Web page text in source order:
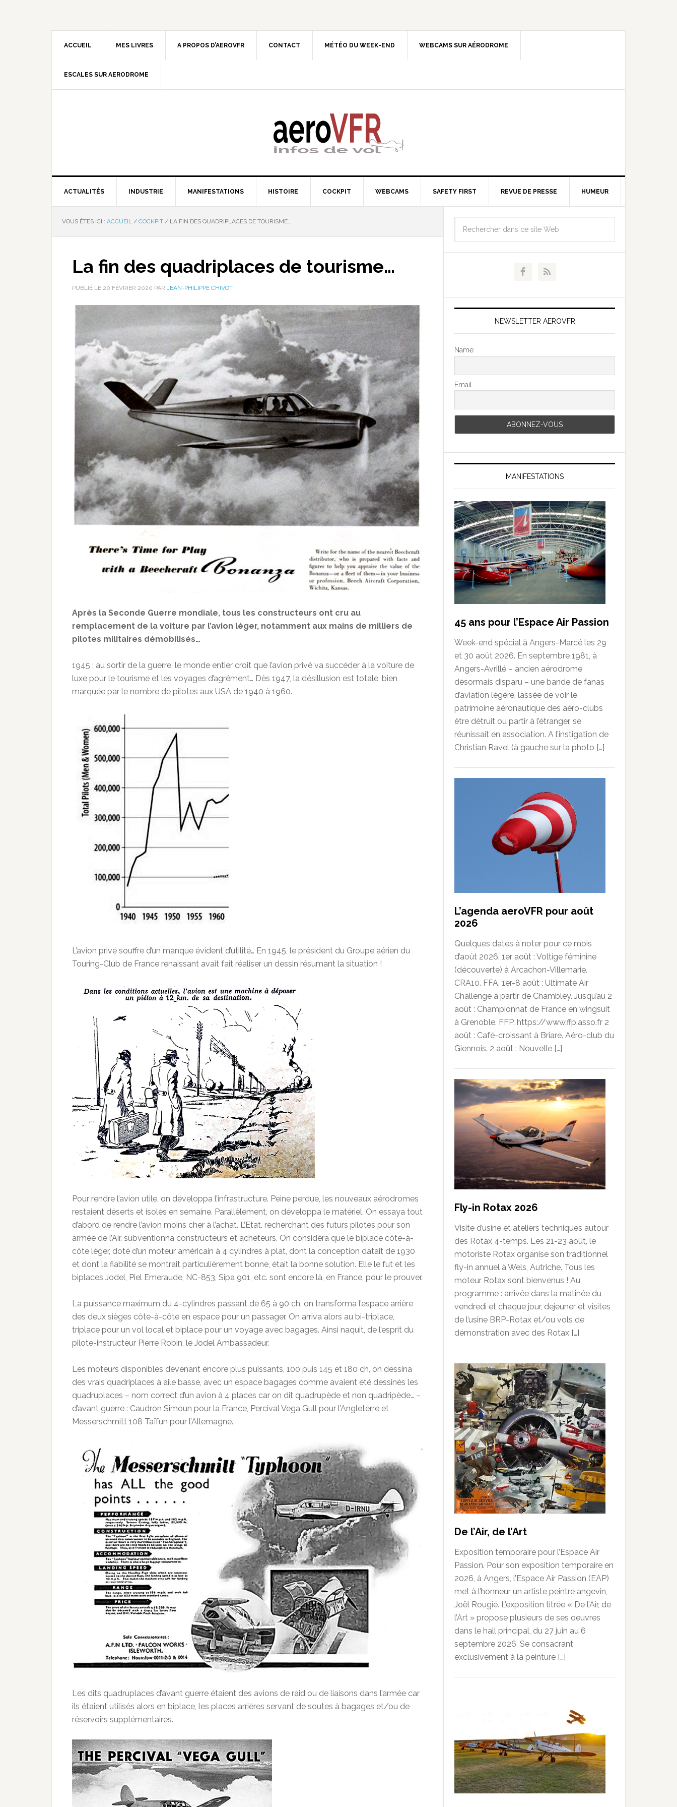
ACCUEIL MES LIVRES A PROPOS D’AEROVFR CONTACT MÉTÉO DU WEEK-END WEBCAMS SUR AÉRODROME
ESCALES SUR AERODROME
ACTUALITÉS INDUSTRIE MANIFESTATIONS HISTOIRE COCKPIT WEBCAMS SAFETY FIRST REVUE DE PRESSE HUMEUR
VOUS ÊTES ICI : ACCUEIL / COCKPIT / LA FIN DES QUADRIPLACES DE TOURISME…
La fin des quadriplaces de tourisme…
PUBLIÉ LE 20 FÉVRIER 2020 PAR JEAN-PHILIPPE CHIVOT
Après la Seconde Guerre mondiale, tous les constructeurs ont cru au
remplacement de la voiture par l’avion léger, notamment aux mains de milliers de
pilotes militaires démobilisés…
1945 : au sortir de la guerre, le monde entier croit que l’avion privé va succéder à la voiture de
luxe pour le tourisme et les voyages d’agrément… Dès 1947, la désillusion est totale, bien
marquée par le nombre de pilotes aux USA de 1940 à 1960.
L’avion privé souffre d’un manque évident d’utilité… En 1945, le président du Groupe aérien du
Touring-Club de France renaissant avait fait réaliser un dessin résumant la situation !
Pour rendre l’avion utile, on développa l’infrastructure. Peine perdue, les nouveaux aérodromes
restaient déserts et isolés en semaine. Parallèlement, on développa le matériel. On essaya tout
d’abord de rendre l’avion moins cher à l’achat. L’Etat, recherchant des futurs pilotes pour son
armée de l’Air, subventionna constructeurs et acheteurs. On considéra que le biplace côte-à-
côte léger, doté d’un moteur américain à 4 cylindres à plat, dont la conception datait de 1930
et dont la fiabilité se montrait particulièrement bonne, était la bonne solution. Elle le fut et les
biplaces Jodel, Piel Emeraude, NC-853, Sipa 901, etc. sont encore là, en France, pour le prouver.
La puissance maximum du 4-cylindres passant de 65 à 90 ch, on transforma l’espace arrière
des deux sièges côte-à-côte en espace pour un passager. On arriva alors au bi-triplace,
triplace pour un vol local et biplace pour un voyage avec bagages. Ainsi naquit, de l’esprit du
pilote-instructeur Pierre Robin, le Jodel Ambassadeur.
Les moteurs disponibles devenant encore plus puissants, 100 puis 145 et 180 ch, on dessina
des vrais quadriplaces à aile basse, avec un espace bagages comme avaient été dessinés les
quadruplaces – nom correct d’un avion à 4 places car on dit quadrupède et non quadripède… –
d’avant guerre : Caudron Simoun pour la France, Percival Vega Gull pour l’Angleterre et
Messerschmitt 108 Taïfun pour l’Allemagne.
Les dits quadruplaces d’avant guerre étaient des avions de raid ou de liaisons dans l’armée car
ils étaient utilisés alors en biplace, les places arrières servant de soutes à bagages et/ou de
réservoirs supplémentaires.
NEWSLETTER AEROVFR
Name
Email
MANIFESTATIONS
45 ans pour l’Espace Air Passion
Week-end spécial à Angers-Marcé les 29
et 30 août 2026. En septembre 1981, à
Angers-Avrillé – ancien aérodrome
désormais disparu – une bande de fanas
d’aviation légère, lassée de voir le
patrimoine aéronautique des aéro-clubs
être détruit ou partir à l’étranger, se
réunissait en association. A l’instigation de
Christian Ravel (à gauche sur la photo […]
L’agenda aeroVFR pour août
2026
Quelques dates à noter pour ce mois
d’août 2026. 1er août : Voltige féminine
(découverte) à Arcachon-Villemarie.
CRA10. FFA. 1er-8 août : Ultimate Air
Challenge à partir de Chambley. Jusqu’au 2
août : Championnat de France en wingsuit
à Grenoble. FFP. https://www.ffp.asso.fr 2
août : Café-croissant à Briare. Aéro-club du
Giennois. 2 août : Nouvelle […]
Fly-in Rotax 2026
Visite d’usine et ateliers techniques autour
des Rotax 4-temps. Les 21-23 août, le
motoriste Rotax organise son traditionnel
fly-in annuel à Wels, Autriche. Tous les
moteur Rotax sont bienvenus ! Au
programme : arrivée dans la matinée du
vendredi et chaque jour, dejeuner et visites
de l’usine BRP-Rotax et/ou vols de
démonstration avec des Rotax […]
De l’Air, de l’Art
Exposition temporaire pour l’Espace Air
Passion. Pour son exposition temporaire en
2026, à Angers, l’Espace Air Passion (EAP)
met à l’honneur un artiste peintre angevin,
Joël Rougié. L’exposition titrée « De l’Air, de
l’Art » propose plusieurs de ses oeuvres
dans le hall principal, du 27 juin au 6
septembre 2026. Se consacrant
exclusivement à la peinture […]